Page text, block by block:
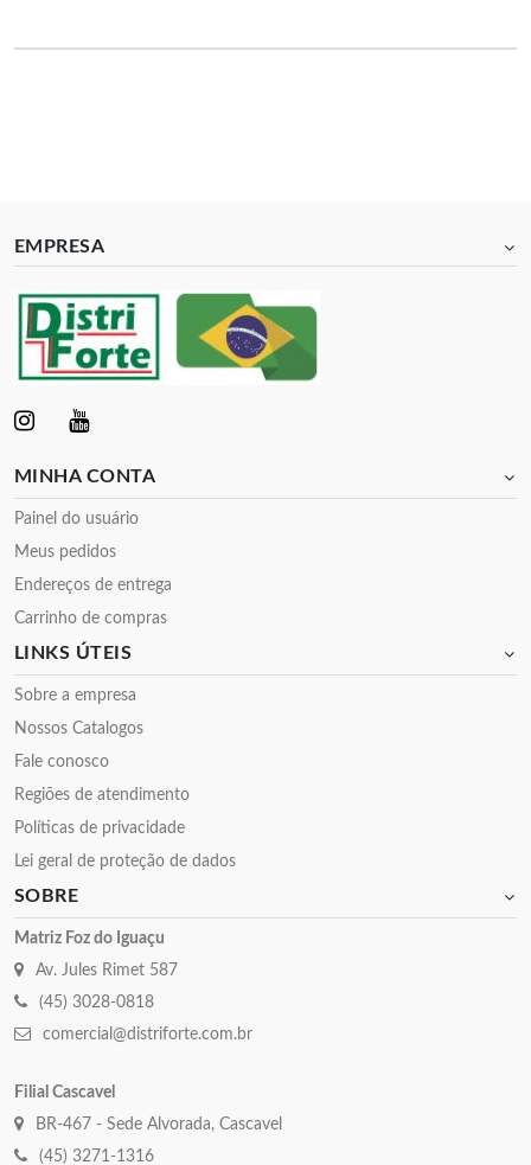
EMPRESA
MINHA CONTA
Painel do usuário
Meus pedidos
Endereços de entrega
Carrinho de compras
LINKS ÚTEIS
Sobre a empresa
Nossos Catalogos
Fale conosco
Regiões de atendimento
Políticas de privacidade
Lei geral de proteção de dados
SOBRE
Matriz Foz do Iguaçu
Av. Jules Rimet 587
(45) 3028-0818
comercial@distriforte.com.br
Filial Cascavel
BR-467 - Sede Alvorada, Cascavel
(45) 3271-1316